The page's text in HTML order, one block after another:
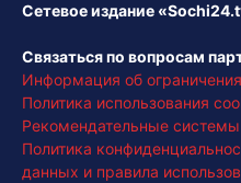
Сетевое издание
Связаться по вопросам
Информация об
Политика использования
Рекомендательные системы
Политика
данных и правила